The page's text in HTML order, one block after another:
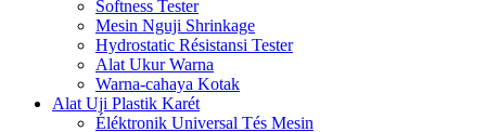
Softness Tester
Mesin Nguji Shrinkage
Hydrostatic Résistansi Tester
Alat Ukur Warna
Warna-cahaya Kotak
Alat Uji Plastik Karét
Éléktronik Universal Tés Mesin